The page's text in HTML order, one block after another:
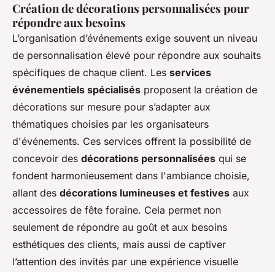
Création de décorations personnalisées pour
répondre aux besoins
L’organisation d’événements exige souvent un niveau
de personnalisation élevé pour répondre aux souhaits
spécifiques de chaque client. Les services
événementiels spécialisés proposent la création de
décorations sur mesure pour s’adapter aux
thématiques choisies par les organisateurs
d'événements. Ces services offrent la possibilité de
concevoir des décorations personnalisées qui se
fondent harmonieusement dans l'ambiance choisie,
allant des décorations lumineuses et festives aux
accessoires de fête foraine. Cela permet non
seulement de répondre au goût et aux besoins
esthétiques des clients, mais aussi de captiver
l’attention des invités par une expérience visuelle